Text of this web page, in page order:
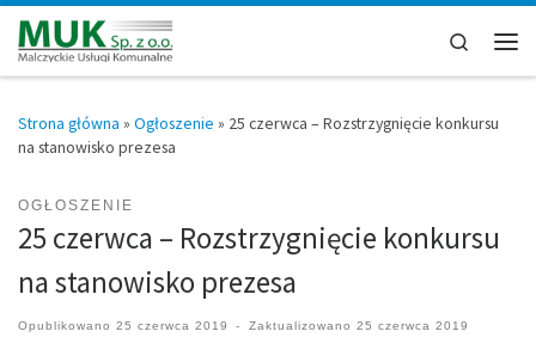
Przejdź do treści
Search
Strona główna » Ogłoszenie » 25 czerwca – Rozstrzygnięcie konkursu
na stanowisko prezesa
OGŁOSZENIE
25 czerwca – Rozstrzygnięcie konkursu
na stanowisko prezesa
Opublikowano 25 czerwca 2019 - Zaktualizowano 25 czerwca 2019